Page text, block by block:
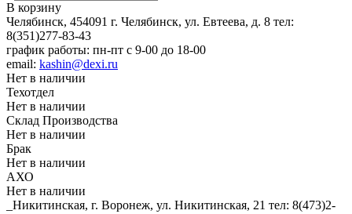
В корзину
Челябинск, 454091 г. Челябинск, ул. Евтеева, д. 8 тел:
8(351)277-83-43
график работы: пн-пт с 9-00 до 18-00
email: kashin@dexi.ru
Нет в наличии
Техотдел
Нет в наличии
Склад Производства
Нет в наличии
Брак
Нет в наличии
АХО
Нет в наличии
_Никитинская, г. Воронеж, ул. Никитинская, 21 тел: 8(473)2-